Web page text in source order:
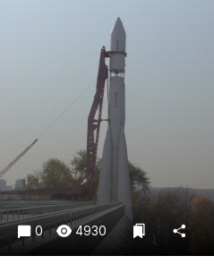
Культура
Недвижимость и ЖКХ
Образование
Общество
Погода
Праздники
Происшествия
Спорт
Экономика и бизнес
0 4930